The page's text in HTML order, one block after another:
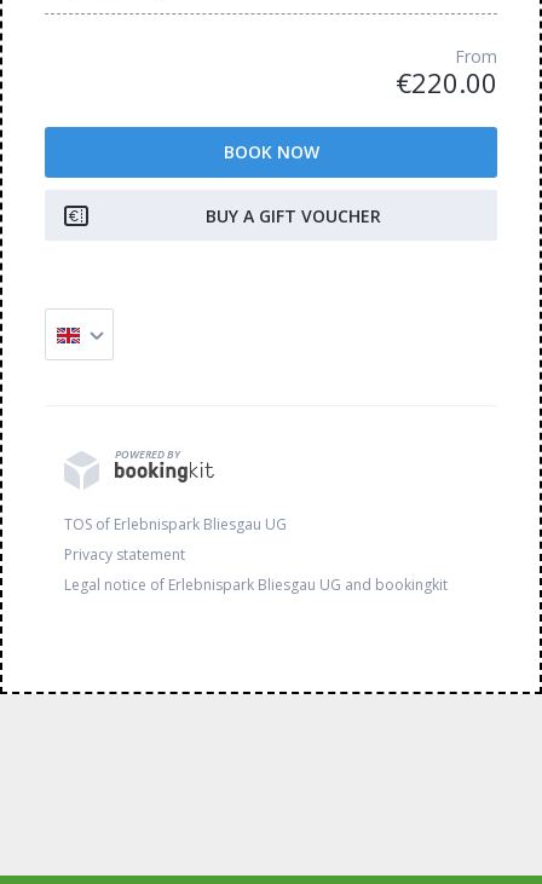
From
€220.00
BOOK NOW
BUY A GIFT VOUCHER
POWERED BY
TOS of Erlebnispark Bliesgau UG
Privacy statement
Legal notice of Erlebnispark Bliesgau UG and bookingkit